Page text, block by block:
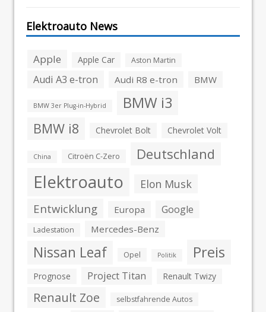
Elektroauto News
Apple Apple Car Aston Martin
Audi A3 e-tron Audi R8 e-tron BMW
BMW 3er Plug-in-Hybrid BMW i3
BMW i8 Chevrolet Bolt Chevrolet Volt
China Citroën C-Zero Deutschland
Elektroauto Elon Musk
Entwicklung Europa Google
Ladestation Mercedes-Benz
Nissan Leaf Opel Politik Preis
Prognose Project Titan Renault Twizy
Renault Zoe selbstfahrende Autos